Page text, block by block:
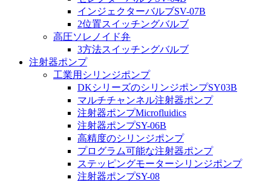
インジェクターバルブSV-07B
2位置スイッチングバルブ
高圧ソレノイド弁
3方法スイッチングバルブ
注射器ポンプ
工業用シリンジポンプ
DKシリーズのシリンジポンプSY03B
マルチチャンネル注射器ポンプ
注射器ポンプMicrofluidics
注射器ポンプSY-06B
高精度のシリンジポンプ
プログラム可能な注射器ポンプ
ステッピングモーターシリンジポンプ
注射器ポンプSY-08